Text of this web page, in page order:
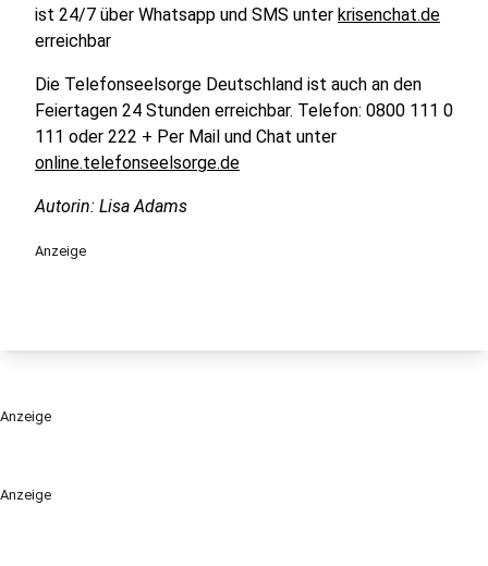
Anzeige
ist 24/7 über Whatsapp und SMS unter krisenchat.de
erreichbar
Die Telefonseelsorge Deutschland ist auch an den
Feiertagen 24 Stunden erreichbar. Telefon: 0800 111 0
111 oder 222 + Per Mail und Chat unter
online.telefonseelsorge.de
Autorin: Lisa Adams
Anzeige
Anzeige